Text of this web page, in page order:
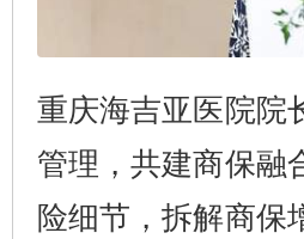
重庆海吉亚医院院
管理，共建商保融
险细节，拆解商保